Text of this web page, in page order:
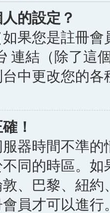
的設定？
果您是註冊
連結（除了這
中更改您的各
！
器時間不準
同的時區。
、巴黎、紐
員才可以進